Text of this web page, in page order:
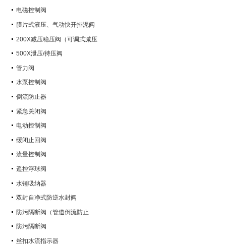
电磁控制阀
膜片式液压、气动快开排泥阀
200X减压稳压阀（可调式减压
阀）
500X泄压/持压阀
管力阀
水泵控制阀
倒流防止器
紧急关闭阀
电动控制阀
缓闭止回阀
流量控制阀
遥控浮球阀
水锤吸纳器
双封自净式防逆水封阀
防污隔断阀（管道倒流防止
防污隔断阀
丝扣水流指示器